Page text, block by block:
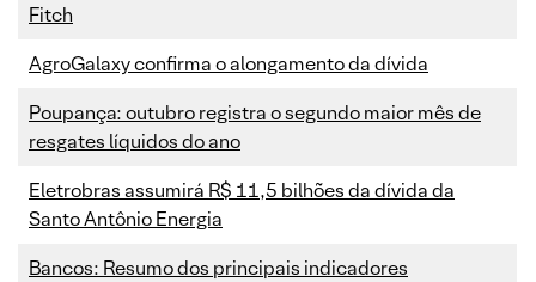
Fitch
AgroGalaxy confirma o alongamento da dívida
Poupança: outubro registra o segundo maior mês de
resgates líquidos do ano
Eletrobras assumirá R$ 11,5 bilhões da dívida da
Santo Antônio Energia
Bancos: Resumo dos principais indicadores